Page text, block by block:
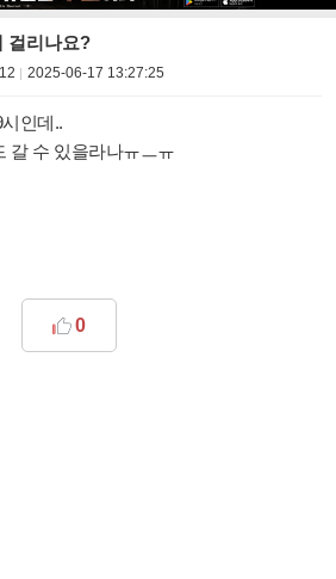
걸리나요?
2025-06-17 13:27:25
인데..
갈 수 있을라나ㅠㅡㅠ
0